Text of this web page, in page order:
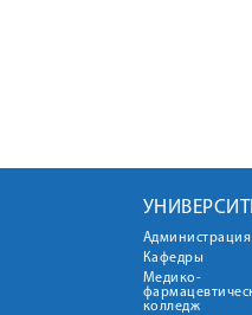
Кафедры
Медико-
колледж